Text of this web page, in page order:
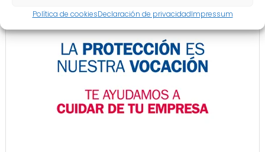
Política de cookiesDeclaración de privacidadImpressum